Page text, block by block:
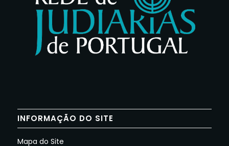
INFORMAÇÃO DO SITE
Mapa do Site